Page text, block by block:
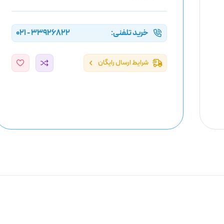
خرید تلفنی: 33926822 - 021
شرایط ارسال رایگان